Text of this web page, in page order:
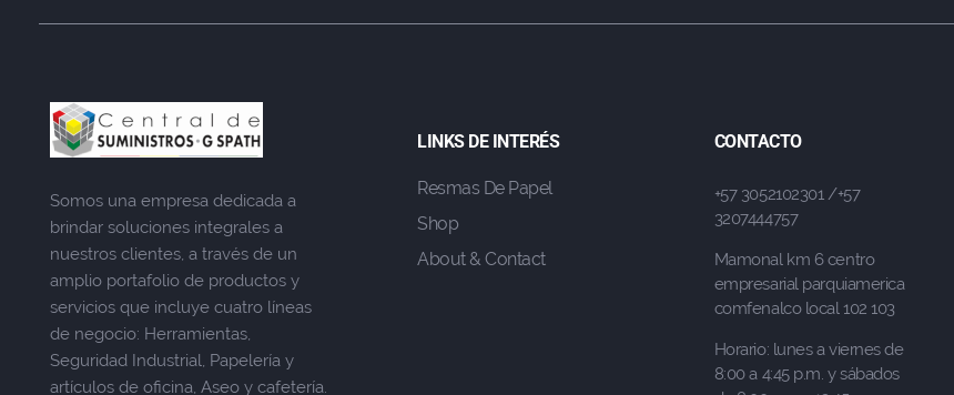
Somos una empresa dedicada a
brindar soluciones integrales a
nuestros clientes, a través de un
amplio portafolio de productos y
servicios que incluye cuatro líneas
de negocio: Herramientas,
Seguridad Industrial, Papelería y
artículos de oficina, Aseo y cafetería.
LINKS DE INTERÉS
Resmas De Papel
Shop
About & Contact
CONTACTO
+57 3052102301 /+57
3207444757
Mamonal km 6 centro
empresarial parquiamerica
comfenalco local 102 103
Horario: lunes a viernes de
8:00 a 4:45 p.m. y sábados